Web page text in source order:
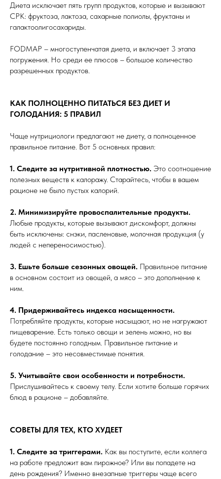
Диета исключает пять групп продуктов, которые и вызывают
СРК: фруктоза, лактоза, сахарные полиолы, фруктаны и
галактоолигосахариды.
FODMAP – многоступенчатая диета, и включает 3 этапа
погружения. Но среди ее плюсов – большое количество
разрешенных продуктов.
КАК ПОЛНОЦЕННО ПИТАТЬСЯ БЕЗ ДИЕТ И
ГОЛОДАНИЯ: 5 ПРАВИЛ
Чаще нутрициологи предлагают не диету, а полноценное
правильное питание. Вот 5 основных правил:
1. Следите за нутритивной плотностью. Это соотношение
полезных веществ к калоражу. Старайтесь, чтобы в вашем
рационе не было пустых калорий.
2. Минимизируйте провоспалительные продукты.
Любые продукты, которые вызывают дискомфорт, должны
быть исключены: снэки, пасленовые, молочная продукция (у
людей с непереносимостью).
3. Ешьте больше сезонных овощей. Правильное питание
в основном состоит из овощей, а мясо – это дополнение к
ним.
4. Придерживайтесь индекса насыщенности.
Потребляйте продукты, которые насыщают, но не нагружают
пищеварение. Есть только овощи и зелень можно, но вы
будете постоянно голодным. Правильное питание и
голодание – это несовместимые понятия.
5. Учитывайте свои особенности и потребности.
Прислушивайтесь к своему телу. Если хотите больше горячих
блюд в рационе – добавляйте.
СОВЕТЫ ДЛЯ ТЕХ, КТО ХУДЕЕТ
1. Следите за триггерами. Как вы поступите, если коллега
на работе предложит вам пирожное? Или вы попадете на
день рождения? Именно внезапные триггеры чаще всего